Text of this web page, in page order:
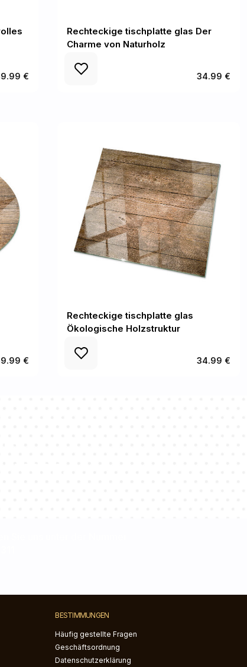
€
Rechteckige tischplatte glas Der
Charme von Naturholz
34.99 €
€
Rechteckige tischplatte glas
Ökologische Holzstruktur
34.99 €
BESTIMMUNGEN
Häufig gestellte Fragen
Geschäftsordnung
Datenschutzerklärung